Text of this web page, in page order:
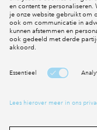
Social Media
Cookies